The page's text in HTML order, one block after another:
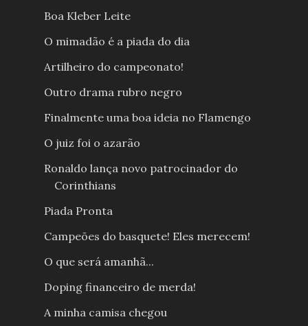
Boa Kleber Leite
O mimadão é a piada do dia
Artilheiro do campeonato!
Outro drama rubro negro
Finalmente uma boa ideia no Flamengo
O juiz foi o azarão
Ronaldo lança novo patrocinador do
Corinthians
Piada Pronta
Campeões do basquete! Eles merecem!
O que será amanhã...
Doping financeiro de merda!
A minha camisa chegou